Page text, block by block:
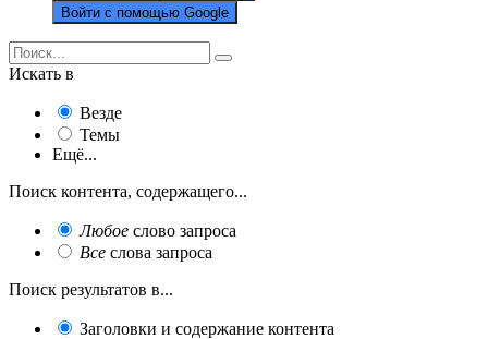
Войти с помощью Google
Искать в
Везде
Темы
Ещё...
Поиск контента, содержащего...
Любое слово запроса
Все слова запроса
Поиск результатов в...
Заголовки и содержание контента